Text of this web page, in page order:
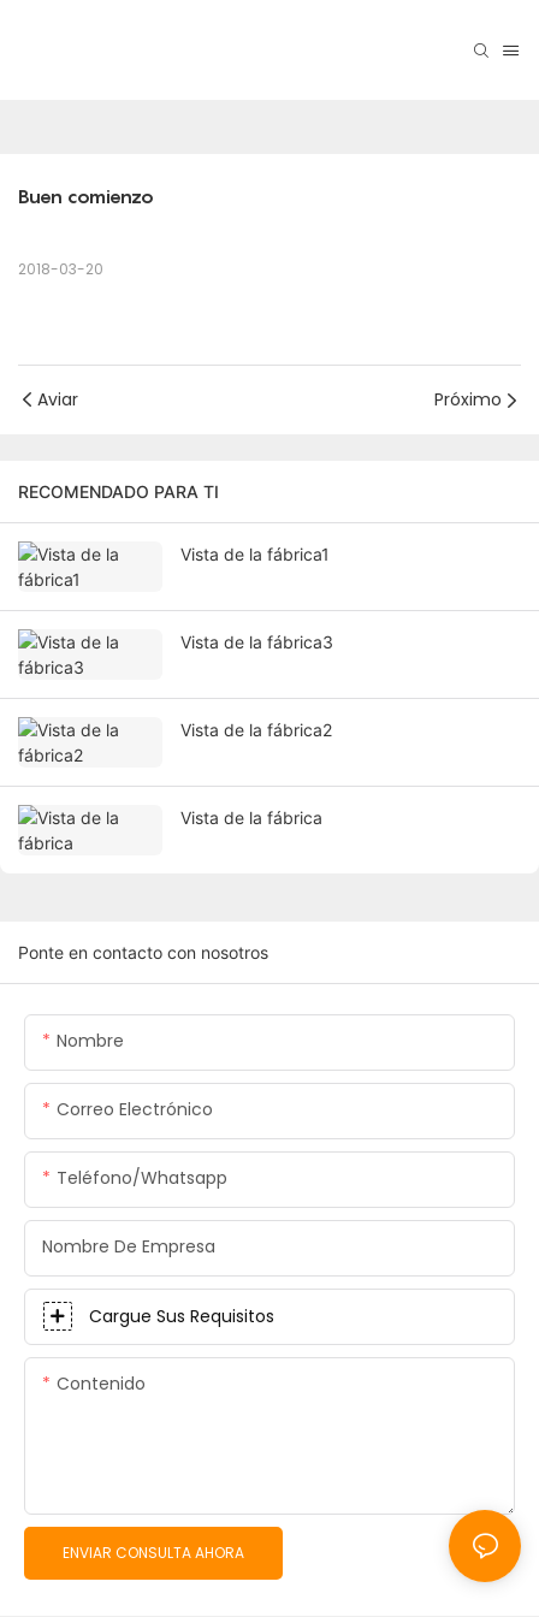
Buen comienzo
2018-03-20
Aviar Próximo
RECOMENDADO PARA TI
Vista de la fábrica1
Vista de la fábrica3
Vista de la fábrica2
Vista de la fábrica
Ponte en contacto con nosotros
Nombre
Correo Electrónico
Teléfono/whatsapp
Nombre De Empresa
Cargue Sus Requisitos
Contenido
ENVIAR CONSULTA AHORA